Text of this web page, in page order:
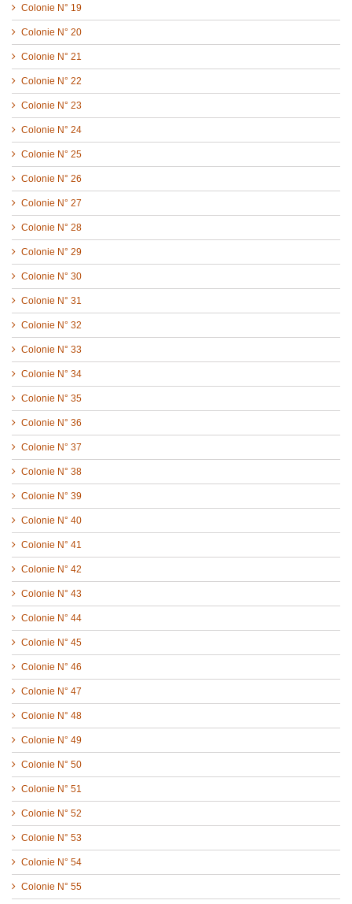
Colonie N° 19
Colonie N° 20
Colonie N° 21
Colonie N° 22
Colonie N° 23
Colonie N° 24
Colonie N° 25
Colonie N° 26
Colonie N° 27
Colonie N° 28
Colonie N° 29
Colonie N° 30
Colonie N° 31
Colonie N° 32
Colonie N° 33
Colonie N° 34
Colonie N° 35
Colonie N° 36
Colonie N° 37
Colonie N° 38
Colonie N° 39
Colonie N° 40
Colonie N° 41
Colonie N° 42
Colonie N° 43
Colonie N° 44
Colonie N° 45
Colonie N° 46
Colonie N° 47
Colonie N° 48
Colonie N° 49
Colonie N° 50
Colonie N° 51
Colonie N° 52
Colonie N° 53
Colonie N° 54
Colonie N° 55